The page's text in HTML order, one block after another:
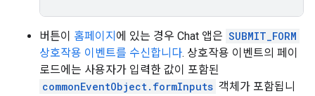
버튼이 홈페이지 에 있는 경우 Chat 앱은 SUBMIT_FORM
상호작용 이벤트를 수신합니다. 상호작용 이벤트의 페이
로드에는 사용자가 입력한 값이 포함된
commonEventObject.formInputs 객체가 포함됩니